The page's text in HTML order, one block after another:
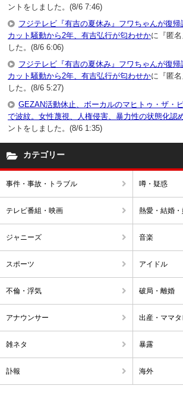
ントをしました。(8/6 7:46)
フジテレビ『有吉の夏休み』フワちゃんが復
カット騒動から2年、有吉弘行が匂わせかに『匿
した。(8/6 6:06)
フジテレビ『有吉の夏休み』フワちゃんが復
カット騒動から2年、有吉弘行が匂わせかに『匿
した。(8/6 5:27)
GEZAN活動休止、ボーカルのマヒトゥ・ザ・
で波紋。女性蔑視、人権侵害、暴力性の状態化認
ントをしました。(8/6 1:35)
カテゴリー
事件・事故・トラブル 噂・疑惑
テレビ番組・映画 熱愛・結婚
ジャニーズ 音楽
スポーツ アイドル
不倫・浮気 破局・離婚
アナウンサー 出産・ママ
雑ネタ 暴露
訃報 海外